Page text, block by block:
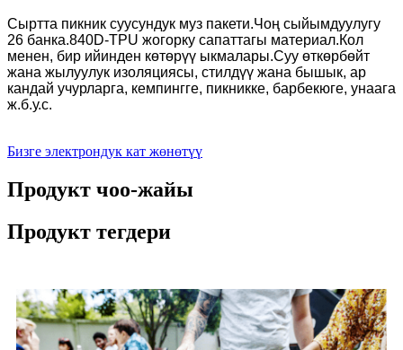
Сыртта пикник суусундук муз пакети.Чоң сыйымдуулугу
26 банка.840D-TPU жогорку сапаттагы материал.Кол
менен, бир ийинден көтөрүү ыкмалары.Суу өткөрбөйт
жана жылуулук изоляциясы, стилдүү жана бышык, ар
кандай учурларга, кемпингге, пикникке, барбекюге, унаага
ж.б.у.с.
Бизге электрондук кат жөнөтүү
Продукт чоо-жайы
Продукт тегдери